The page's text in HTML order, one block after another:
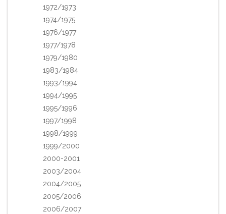
1972/1973
1974/1975
1976/1977
1977/1978
1979/1980
1983/1984
1993/1994
1994/1995
1995/1996
1997/1998
1998/1999
1999/2000
2000-2001
2003/2004
2004/2005
2005/2006
2006/2007